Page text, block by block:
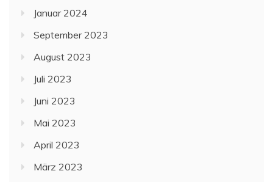
Januar 2024
September 2023
August 2023
Juli 2023
Juni 2023
Mai 2023
April 2023
März 2023